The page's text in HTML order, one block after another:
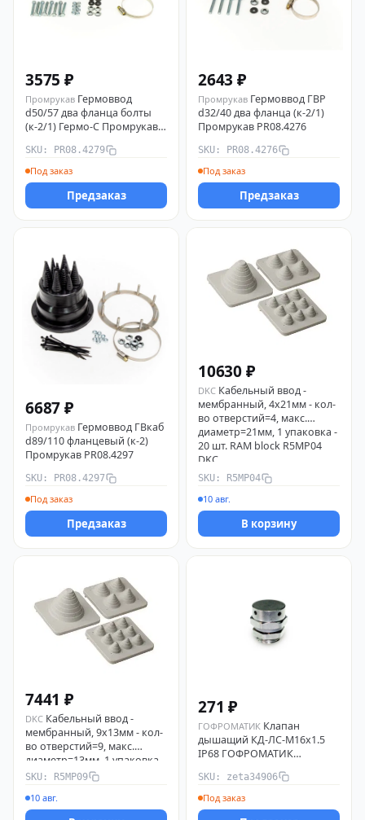
3575 ₽
Промрукав Гермоввод
d50/57 два фланца болты
(к-2/1) Гермо-С Промрукав
SKU: PR08.4279
Под заказ
Предзаказ
2643 ₽
Промрукав Гермоввод ГВР
d32/40 два фланца (к-2/1)
Промрукав PR08.4276
SKU: PR08.4276
Под заказ
Предзаказ
6687 ₽
Промрукав Гермоввод ГВкаб
d89/110 фланцевый (к-2)
Промрукав PR08.4297
SKU: PR08.4297
Под заказ
Предзаказ
10630 ₽
DKC Кабельный ввод -
мембранный, 4х21мм - кол-
во отверстий=4, макс.
диаметр=21мм, 1 упаковка -
20 шт. RAM block R5MP04
DKC
SKU: R5MP04
10 авг.
В корзину
7441 ₽
DKC Кабельный ввод -
мембранный, 9х13мм - кол-
во отверстий=9, макс.
диаметр=13мм, 1 упаковка -
20 шт. RAM block R5MP09
SKU: R5MP09
10 авг.
271 ₽
ГОФРОМАТИК Клапан
дышащий КД-ЛС-М16х1.5
IP68 ГОФРОМАТИК
SKU: zeta34906
Под заказ